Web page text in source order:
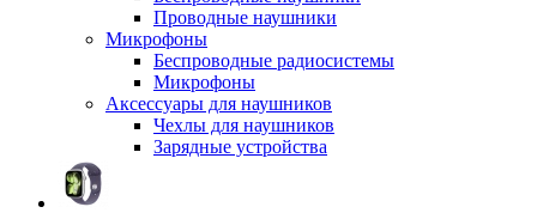
Проводные наушники
Микрофоны
Беспроводные радиосистемы
Микрофоны
Аксессуары для наушников
Чехлы для наушников
Зарядные устройства